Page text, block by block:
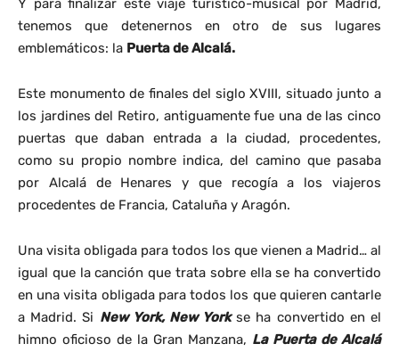
Y para finalizar este viaje turístico-musical por Madrid,
tenemos que detenernos en otro de sus lugares
emblemáticos: la Puerta de Alcalá.
Este monumento de finales del siglo XVIII, situado junto a
los jardines del Retiro, antiguamente fue una de las cinco
puertas que daban entrada a la ciudad, procedentes,
como su propio nombre indica, del camino que pasaba
por Alcalá de Henares y que recogía a los viajeros
procedentes de Francia, Cataluña y Aragón.
Una visita obligada para todos los que vienen a Madrid… al
igual que la canción que trata sobre ella se ha convertido
en una visita obligada para todos los que quieren cantarle
a Madrid. Si New York, New York se ha convertido en el
himno oficioso de la Gran Manzana, La Puerta de Alcalá